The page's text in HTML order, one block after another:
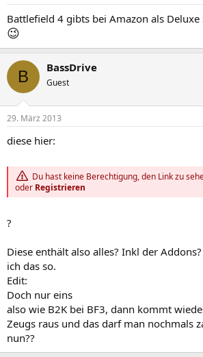
Battlefield 4 gibts bei Amazon als Deluxe
😉
B BassDrive
Guest
29. März 2013
diese hier:
Du hast keine Berechtigung, den Link zu
oder Registrieren
?
Diese enthält also alles? Inkl der
ich das so.
Edit:
Doch nur eins
also wie B2K bei BF3, dann kommt
Zeugs raus und das darf man nochmals
nun??